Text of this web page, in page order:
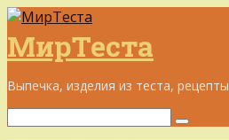
Перейти
к
контенту
МирТеста
Выпечка, изделия из теста, рецепты
Поиск: